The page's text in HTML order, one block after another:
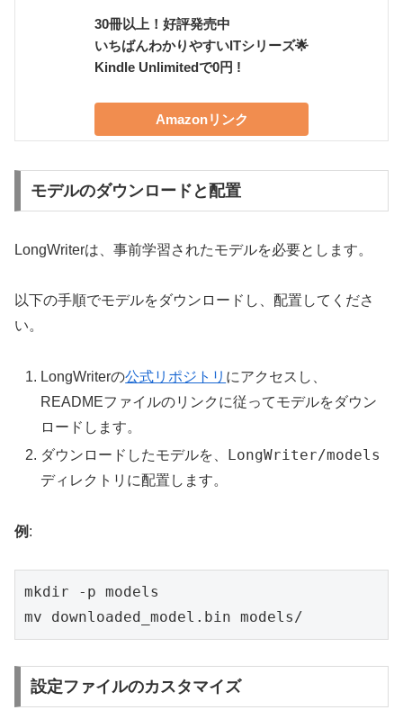
30冊以上！好評発売中
いちばんわかりやすいITシリーズ🌟
Kindle Unlimitedで0円 !
Amazonリンク
モデルのダウンロードと配置
LongWriterは、事前学習されたモデルを必要とします。
以下の手順でモデルをダウンロードし、配置してくださ
い。
LongWriterの公式リポジトリ にアクセスし、
READMEファイルのリンクに従ってモデルをダウン
ロードします。
ダウンロードしたモデルを、 LongWriter/models
ディレクトリに配置します。
例 :
mkdir -p models
mv downloaded_model.bin models/
設定ファイルのカスタマイズ